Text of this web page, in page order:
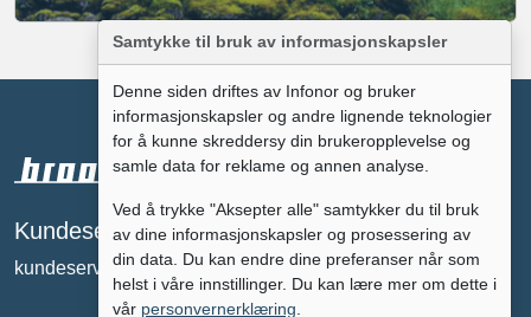
Kundeservice
kundeservice@broomguiden.no
Annonsere på
broomguiden?
tc@broomguiden.no
Samtykke til bruk av informasjonskapsler
Denne siden driftes av Infonor og bruker
informasjonskapsler og andre lignende teknologier
for å kunne skreddersy din brukeropplevelse og
samle data for reklame og annen analyse.
Ved å trykke "Aksepter alle" samtykker du til bruk
av dine informasjonskapsler og prosessering av
din data. Du kan endre dine preferanser når som
helst i våre innstillinger. Du kan lære mer om dette i
vår personvernerklæring